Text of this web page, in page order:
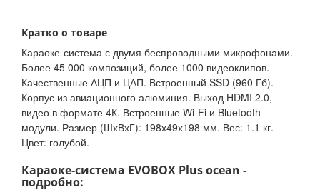
Кратко о товаре
Караоке-система с двумя беспроводными микрофонами.
Более 45 000 композиций, более 1000 видеоклипов.
Качественные АЦП и ЦАП. Встроенный SSD (960 Гб).
Корпус из авиационного алюминия. Выход HDMI 2.0,
видео в формате 4К. Встроенные Wi-Fi и Bluetooth
модули. Размер (ШхВхГ): 198х49х198 мм. Вес: 1.1 кг.
Цвет: голубой.
Караоке-система EVOBOX Plus ocean -
подробно: